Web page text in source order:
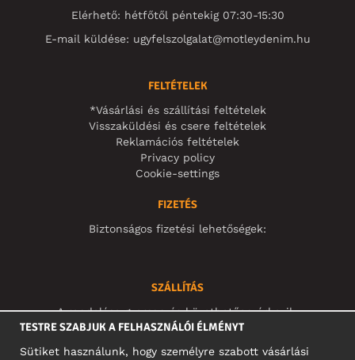
Elérhető: hétfőtől péntekig 07:30-15:30
E-mail küldése: ugyfelszolgalat@motleydenim.hu
FELTÉTELEK
*Vásárlási és szállítási feltételek
Visszaküldési és csere feltételek
Reklamációs feltételek
Privacy policy
Cookie-settings
FIZETÉS
Biztonságos fizetési lehetőségek:
SZÁLLÍTÁS
A rendelése gyorsan és követhetően érkezik:
TESTRE SZABJUK A FELHASZNÁLÓI ÉLMÉNYT
Sütiket használunk, hogy személyre szabott vásárlási